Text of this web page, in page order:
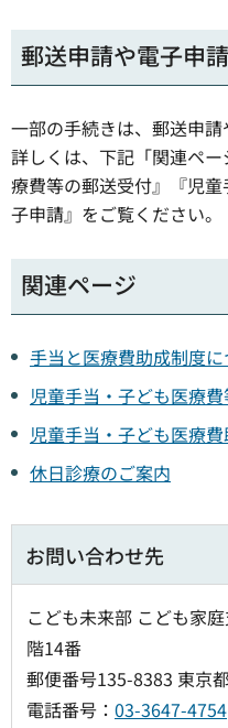
郵送申請や電子申
一部の手続きは、郵送申請
詳しくは、下記「関連ペ
療費等の郵送受付』『児
子申請』をご覧ください。
関連ページ
手当と医療費助成制度に
児童手当・子ども医療
児童手当・子ども医療
休日診療のご案内
お問い合わせ先
こども未来部 こども家
階14番
郵便番号135-8383 東京
電話番号： 03-3647-4754